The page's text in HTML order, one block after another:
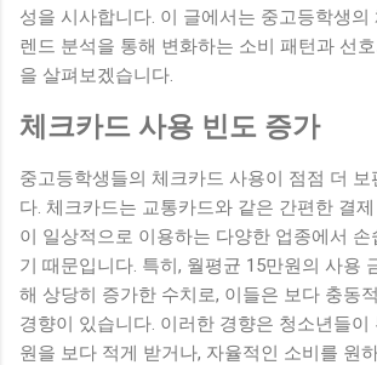
성을 시사합니다. 이 글에서는 중고등학생의
렌드 분석을 통해 변화하는 소비 패턴과 선
을 살펴보겠습니다.
체크카드 사용 빈도 증가
중고등학생들의 체크카드 사용이 점점 더 보
다. 체크카드는 교통카드와 같은 간편한 결
이 일상적으로 이용하는 다양한 업종에서 손
기 때문입니다. 특히, 월평균 15만원의 사용
해 상당히 증가한 수치로, 이들은 보다 충동
경향이 있습니다. 이러한 경향은 청소년들이
원을 보다 적게 받거나, 자율적인 소비를 원